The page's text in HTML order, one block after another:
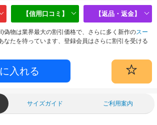
【信用口コミ】 【返品・返金】
偽物は業界最大の割引価格で、さらに多く新作のスー
なたを待っています、登録会員はさらに割引を受ける
サイズガイド ご利用案内